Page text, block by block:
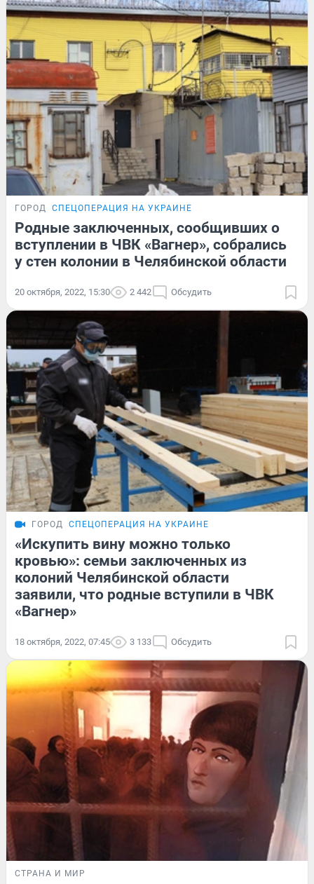
ГОРОД СПЕЦОПЕРАЦИЯ НА УКРАИНЕ
Родные заключенных, сообщивших о
вступлении в ЧВК «Вагнер», собрались
у стен колонии в Челябинской области
20 октября, 2022, 15:30 2 442 Обсудить
ГОРОД СПЕЦОПЕРАЦИЯ НА УКРАИНЕ
«Искупить вину можно только
кровью»: семьи заключенных из
колоний Челябинской области
заявили, что родные вступили в ЧВК
«Вагнер»
18 октября, 2022, 07:45 3 133 Обсудить
СТРАНА И МИР